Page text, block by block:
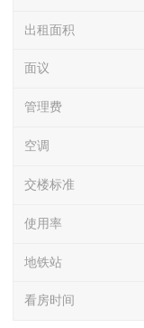
出租面积
面议
管理费
空调
交楼标准
使用率
地铁站
看房时间